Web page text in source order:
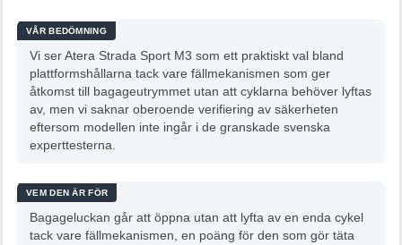
VÅR BEDÖMNING
Vi ser Atera Strada Sport M3 som ett praktiskt val bland
plattformshållarna tack vare fällmekanismen som ger
åtkomst till bagageutrymmet utan att cyklarna behöver lyftas
av, men vi saknar oberoende verifiering av säkerheten
eftersom modellen inte ingår i de granskade svenska
experttesterna.
VEM DEN ÄR FÖR
Bagageluckan går att öppna utan att lyfta av en enda cykel
tack vare fällmekanismen, en poäng för den som gör täta